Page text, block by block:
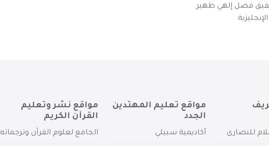
تحقيق فضل إلهي ظهير
للنصارى
مواقع تعليم المهتدين
الجدد
أكاديمية سبيلي
مواقع نشر وتعليم
القرآن الكريم
الجامع لعلوم القرآن وترجماته